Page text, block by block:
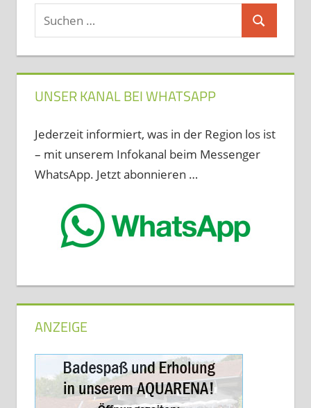
Suchen
nach:
Suchen
UNSER KANAL BEI WHATSAPP
Jederzeit informiert, was in der Region los ist
– mit unserem Infokanal beim Messenger
WhatsApp. Jetzt abonnieren …
ANZEIGE